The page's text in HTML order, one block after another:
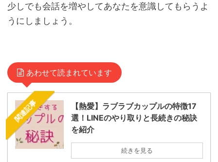
少しでも会話を増やしてあなたを意識してもらうよ
うにしましょう。
あわせて読まれています
関連記事
【熱愛】ラブラブカップルの特徴17
選！LINEのやり取りと長続きの秘訣
を紹介
続きを見る